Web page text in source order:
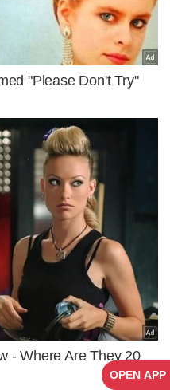
OPEN APP